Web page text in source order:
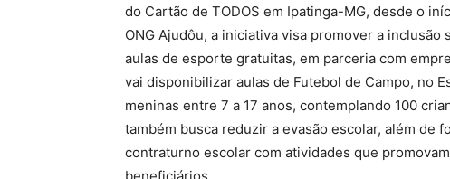
do Cartão de TODOS em Ipatinga-MG, desde o
ONG Ajudôu, a iniciativa visa promover a
aulas de esporte gratuitas, em parceria com
vai disponibilizar aulas de Futebol de Campo, no
meninas entre 7 a 17 anos, contemplando 100
também busca reduzir a evasão escolar, além de
contraturno escolar com atividades que